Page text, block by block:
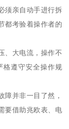
须亲自动手进行拆
都考验着操作者的
、大电流，操作不
格遵守安全操作规
障并非一目了然，
要借助兆欧表、电